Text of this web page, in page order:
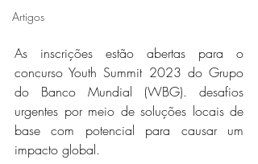
Artigos
As inscrições estão abertas para o
concurso Youth Summit 2023 do Grupo
do Banco Mundial (WBG). desafios
urgentes por meio de soluções locais de
base com potencial para causar um
impacto global.